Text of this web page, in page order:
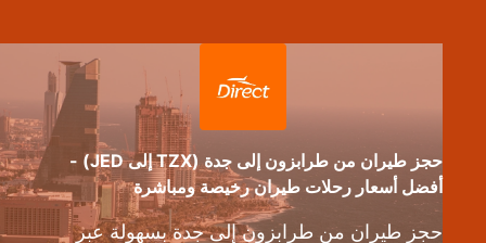
حجز طيران من طرابزون إلى جدة (TZX إلى JED) -
أفضل أسعار رحلات طيران رخيصة ومباشرة
حجز طيران من طرابزون إلى جدة بسهولة عبر